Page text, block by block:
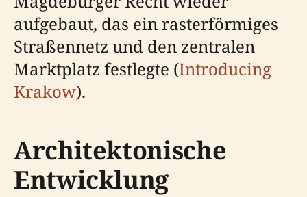
aufgebaut, das ein rasterförmiges
Straßennetz und den zentralen
Marktplatz festlegte (Introducing
Krakow).
Architektonische
Entwicklung